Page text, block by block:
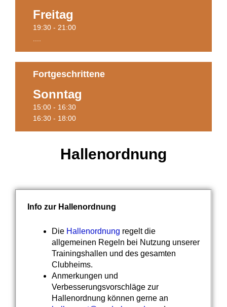
Freitag
19:30 - 21:00
Fortgeschrittene
Sonntag
15:00 - 16:30
16:30 - 18:00
Hallenordnung
Info zur Hallenordnung
Die Hallenordnung regelt die
allgemeinen Regeln bei Nutzung unserer
Trainingshallen und des gesamten
Clubheims.
Anmerkungen und
Verbesserungsvorschläge zur
Hallenordnung können gerne an